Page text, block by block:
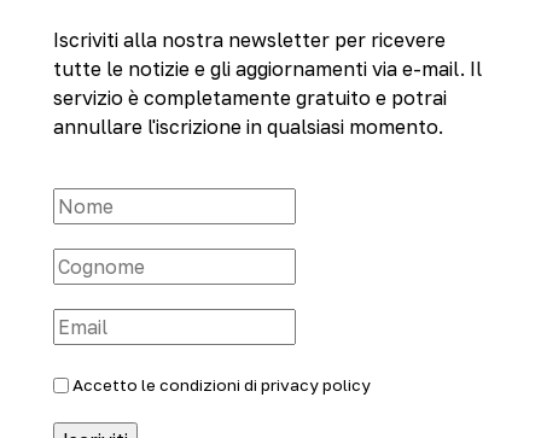
Iscriviti alla nostra newsletter per ricevere
tutte le notizie e gli aggiornamenti via e-mail. Il
servizio è completamente gratuito e potrai
annullare l'iscrizione in qualsiasi momento.
Accetto le condizioni di privacy policy